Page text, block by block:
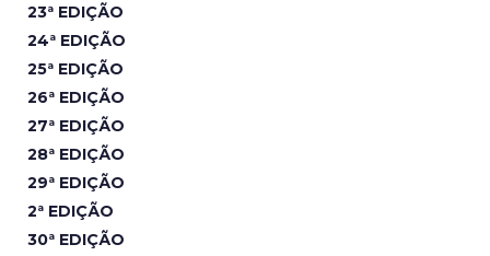
23ª EDIÇÃO
24ª EDIÇÃO
25ª EDIÇÃO
26ª EDIÇÃO
27ª EDIÇÃO
28ª EDIÇÃO
29ª EDIÇÃO
2ª EDIÇÃO
30ª EDIÇÃO